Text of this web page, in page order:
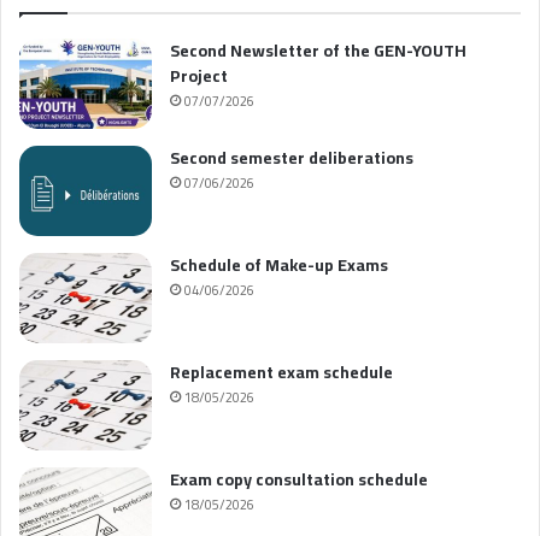
Second Newsletter of the GEN-YOUTH
Project
07/07/2026
Second semester deliberations
07/06/2026
Schedule of Make-up Exams
04/06/2026
Replacement exam schedule
18/05/2026
Exam copy consultation schedule
18/05/2026